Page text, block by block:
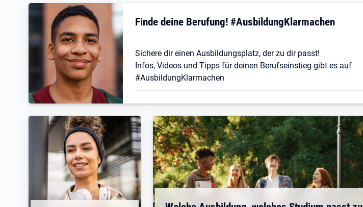
Finde deine Berufung! #AusbildungKlarmachen
Sichere dir einen Ausbildungsplatz, der zu dir passt!
Infos, Videos und Tipps für deinen Berufseinstieg gibt es auf
#AusbildungKlarmachen